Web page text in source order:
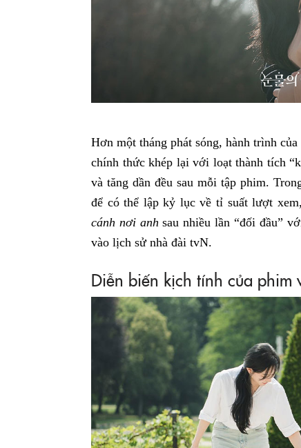
Hơn một tháng phát sóng, hành trình của
chính thức khép lại với loạt thành tích
và tăng dần đều sau mỗi tập phim.
để có thể lập kỷ lục về tỉ suất lượt xem,
cánh nơi anhsau nhiều lần “đối đầu”
vào lịch sử nhà đài tvN.
Diễn biến kịch tính của phim